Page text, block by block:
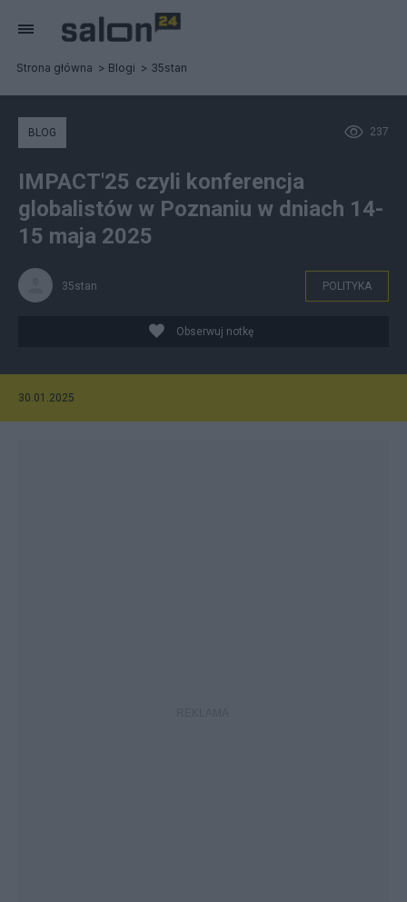
Strona główna Blogi 35stan
237
BLOG
IMPACT'25 czyli konferencja
globalistów w Poznaniu w dniach 14-
15 maja 2025
35stan POLITYKA
Obserwuj notkę
30.01.2025